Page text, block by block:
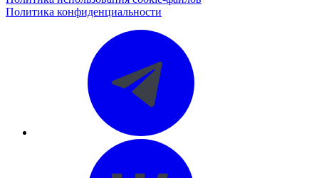
Политика конфиденциальности